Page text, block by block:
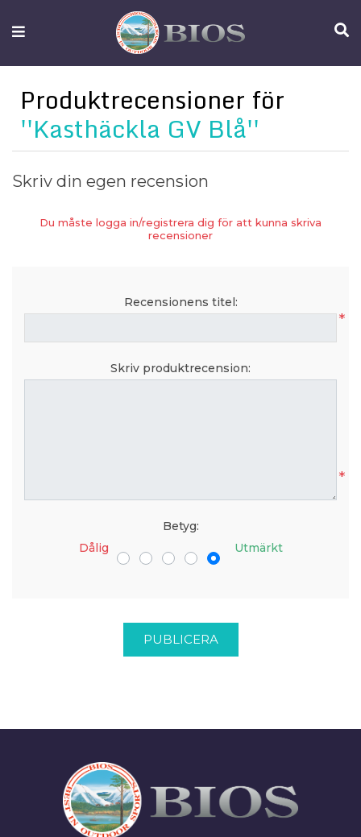
FISKEUTRUSTNING
OM
IFISH
KONTAKTA
OSS
Produktrecensioner för
Kasthäckla GV Blå
Skriv din egen recension
Du måste logga in/registrera dig för att kunna skriva
recensioner
Recensionens titel:
*
Skriv produktrecension:
*
Betyg:
Dålig
Utmärkt
PUBLICERA